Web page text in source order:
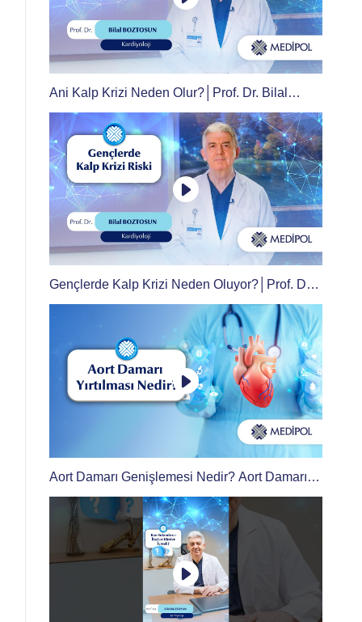
Ani Kalp Krizi Neden Olur?│Prof. Dr. Bilal
Boztosun
Gençlerde Kalp Krizi Neden Oluyor?│Prof. Dr.
Bilal Boztosun
Aort Damarı Genişlemesi Nedir? Aort Damarı
Yırtılması Neden Olur?